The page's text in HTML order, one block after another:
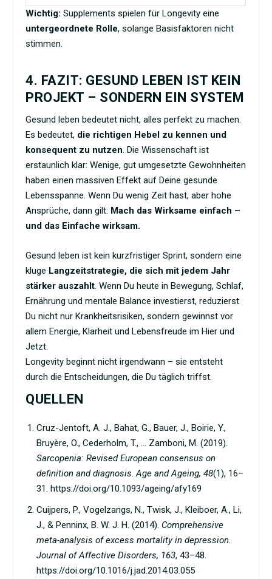
Wichtig: Supplements spielen für Longevity eine
untergeordnete Rolle, solange Basisfaktoren nicht
stimmen.
4. FAZIT: GESUND LEBEN IST KEIN
PROJEKT – SONDERN EIN SYSTEM
Gesund leben bedeutet nicht, alles perfekt zu machen.
Es bedeutet, die richtigen Hebel zu kennen und
konsequent zu nutzen. Die Wissenschaft ist
erstaunlich klar: Wenige, gut umgesetzte Gewohnheiten
haben einen massiven Effekt auf Deine gesunde
Lebensspanne. Wenn Du wenig Zeit hast, aber hohe
Ansprüche, dann gilt: Mach das Wirksame einfach –
und das Einfache wirksam.
Gesund leben ist kein kurzfristiger Sprint, sondern eine
kluge Langzeitstrategie, die sich mit jedem Jahr
stärker auszahlt. Wenn Du heute in Bewegung, Schlaf,
Ernährung und mentale Balance investierst, reduzierst
Du nicht nur Krankheitsrisiken, sondern gewinnst vor
allem Energie, Klarheit und Lebensfreude im Hier und
Jetzt.
Longevity beginnt nicht irgendwann – sie entsteht
durch die Entscheidungen, die Du täglich triffst.
QUELLEN
Cruz-Jentoft, A. J., Bahat, G., Bauer, J., Boirie, Y.,
Bruyère, O., Cederholm, T., … Zamboni, M. (2019).
Sarcopenia: Revised European consensus on
definition and diagnosis Age and Ageing, 48(1), 16–
31. https://doi.org/10.1093/ageing/afy169
Cuijpers, P., Vogelzangs, N., Twisk, J., Kleiboer, A., Li,
J., & Penninx, B. W. J. H. (2014). Comprehensive
meta-analysis of excess mortality in depression.
Journal of Affective Disorders, 163, 43–48.
https://doi.org/10.1016/j.jad.2014.03.055